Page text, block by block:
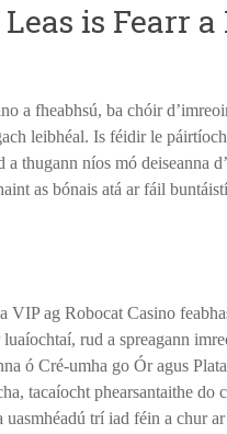
is Fearr
a fheabhsú, ba chóir
leibhéal. Is féidir le
thugann níos mó deiseanna
as bónais atá ar fáil
VIP ag Robocat Casino
rud a spreagann
ó Cré-umha go Ór agus
tacaíocht phearsantaithe do
trí iad féin a chur